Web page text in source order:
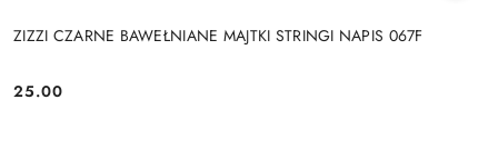
ZIZZI CZARNE BAWEŁNIANE MAJTKI STRINGI NAPIS 067F
Cena:
25.00